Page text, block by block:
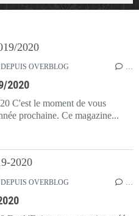
OVERBLOG …
2020
C'est le moment de vous
prochaine. Ce magazine...
OVERBLOG